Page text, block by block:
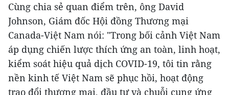
Cùng chia sẻ quan điểm trên, ông David
Johnson, Giám đốc Hội đồng Thương mại
Canada-Việt Nam nói: "Trong bối cảnh Việt Nam
áp dụng chiến lược thích ứng an toàn, linh hoạt,
kiểm soát hiệu quả dịch COVID-19, tôi tin rằng
nền kinh tế Việt Nam sẽ phục hồi, hoạt động
trao đổi thương mại, đầu tư và chuỗi cung ứng